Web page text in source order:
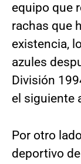
equipo que
rachas que
existencia,
azules
División
el siguiente
Por otro
deportivo